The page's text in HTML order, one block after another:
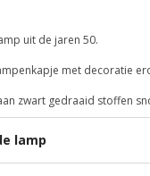
uit de jaren 50.
met decoratie
zwart gedraaid stoffen
lamp